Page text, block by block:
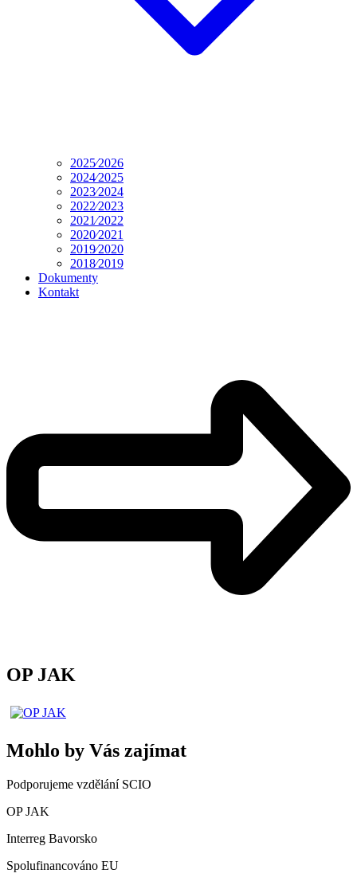
2025⁄2026
2024⁄2025
2023⁄2024
2022⁄2023
2021⁄2022
2020⁄2021
2019⁄2020
2018⁄2019
Dokumenty
Kontakt
OP JAK
Mohlo by Vás zajímat
Podporujeme vzdělání SCIO
OP JAK
Interreg Bavorsko
Spolufinancováno EU